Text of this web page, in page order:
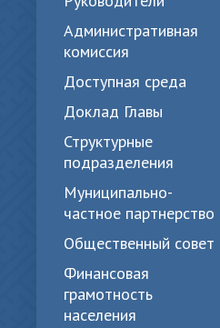
Административная
комиссия
Доступная среда
Доклад Главы
Структурные
подразделения
Муниципально-
частное партнерство
Общественный совет
Финансовая
грамотность
населения